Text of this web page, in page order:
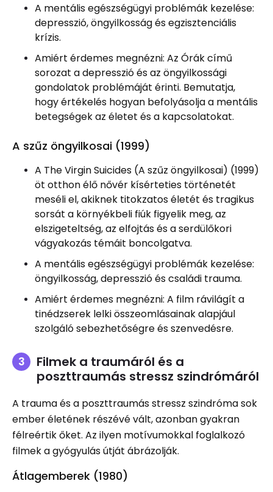
A mentális egészségügyi problémák kezelése:
depresszió, öngyilkosság és egzisztenciális
krízis.
Amiért érdemes megnézni: Az Órák című
sorozat a depresszió és az öngyilkossági
gondolatok problémáját érinti. Bemutatja,
hogy értékelés hogyan befolyásolja a mentális
betegségek az életet és a kapcsolatokat.
A szűz öngyilkosai (1999)
A The Virgin Suicides (A szűz öngyilkosai) (1999)
öt otthon élő nővér kísérteties történetét
meséli el, akiknek titokzatos életét és tragikus
sorsát a környékbeli fiúk figyelik meg, az
elszigeteltség, az elfojtás és a serdülőkori
vágyakozás témáit boncolgatva.
A mentális egészségügyi problémák kezelése:
öngyilkosság, depresszió és családi trauma.
Amiért érdemes megnézni: A film rávilágít a
tinédzserek lelki összeomlásainak alapjául
szolgáló sebezhetőségre és szenvedésre.
Filmek a traumáról és a
poszttraumás stressz szindrómáról
A trauma és a poszttraumás stressz szindróma sok
ember életének részévé vált, azonban gyakran
félreértik őket. Az ilyen motívumokkal foglalkozó
filmek a gyógyulás útját ábrázolják.
Átlagemberek (1980)